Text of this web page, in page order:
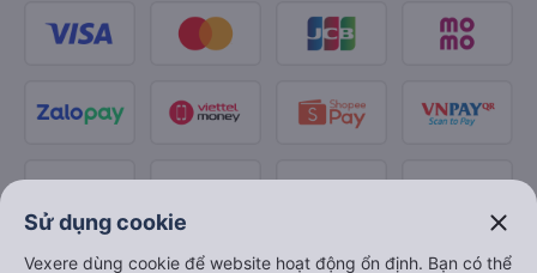
Sử dụng cookie close
Vexere dùng cookie để website hoạt động ổn định. Bạn có thể